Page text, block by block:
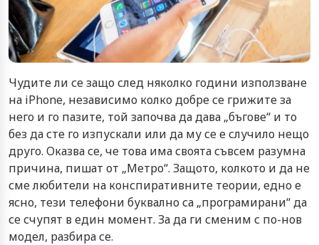
Чудите ли се защо след няколко години използване
на iPhone, независимо колко добре се грижите за
него и го пазите, той започва да дава „бъгове“ и то
без да сте го изпускали или да му се е случило нещо
друго. Оказва се, че това има своята съвсем разумна
причина, пишат от „Метро“. Защото, колкото и да не
сме любители на конспиративните теории, едно е
ясно, тези телефони буквално са „програмирани“ да
се счупят в един момент. За да ги сменим с по-нов
модел, разбира се.